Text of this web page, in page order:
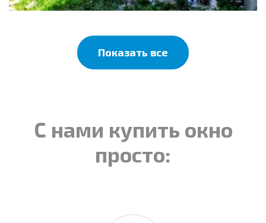
Показать все
С нами купить окно
просто: